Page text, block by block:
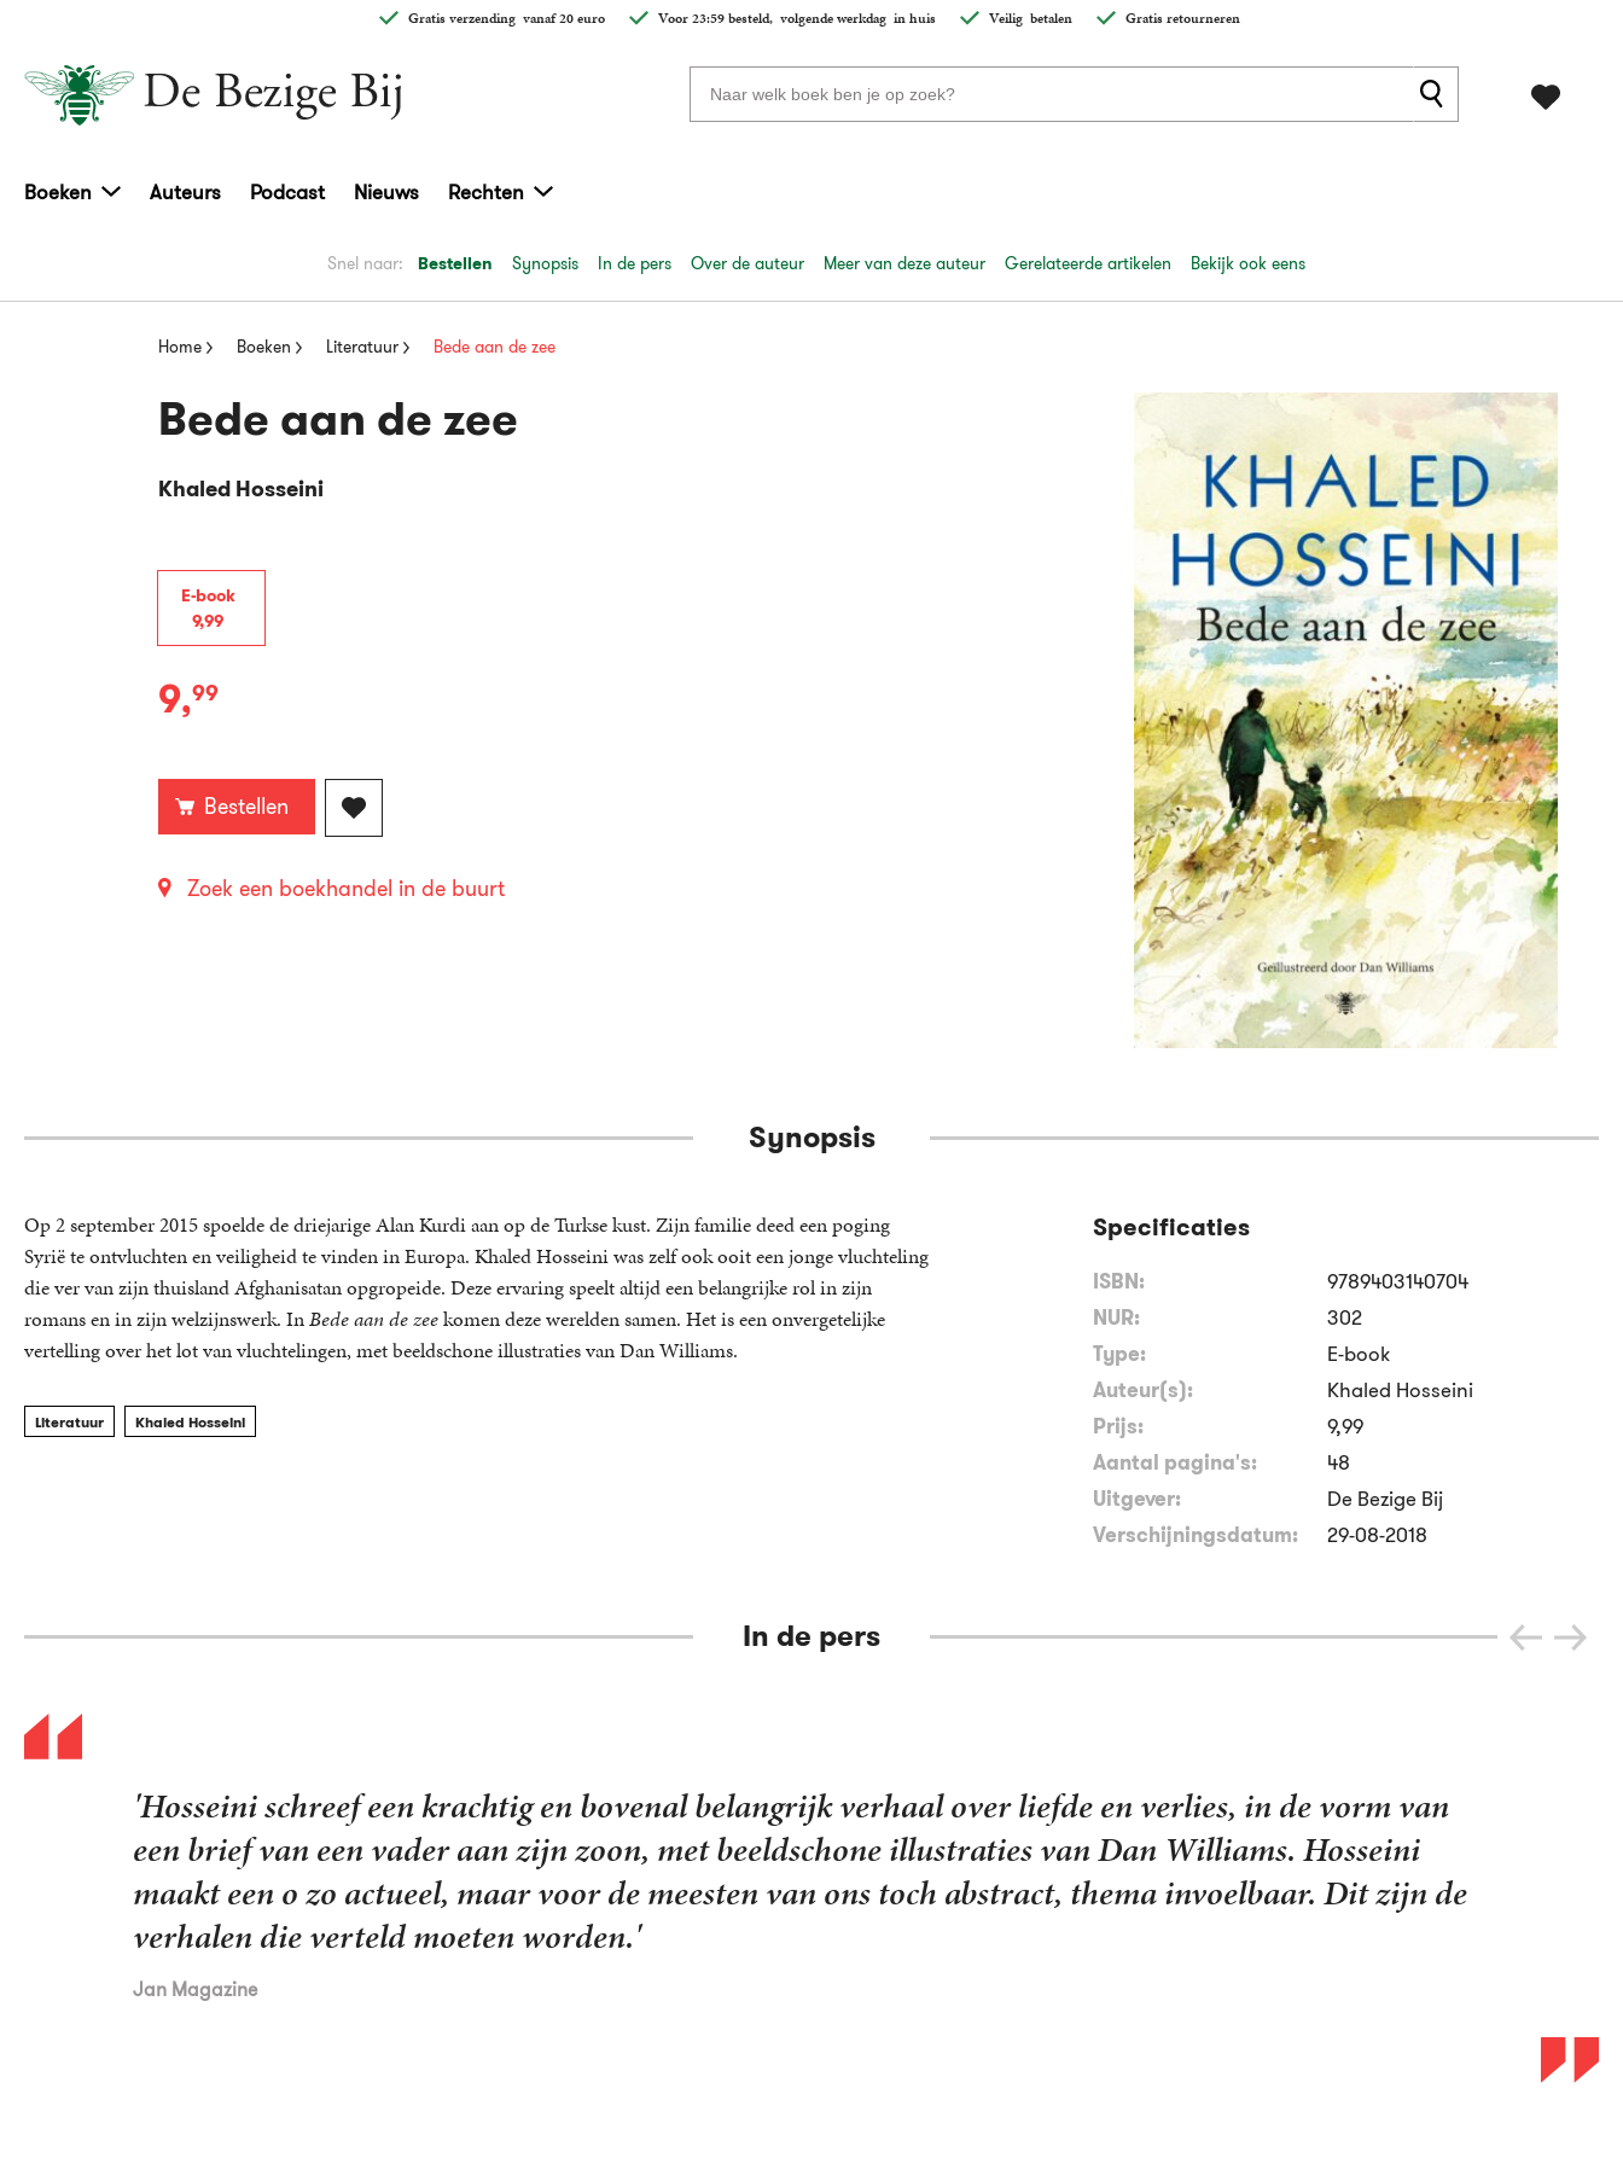
Gratis verzendingvanaf 20 euro Voor 23:59 besteld, volgende werkdagin huis Veiligbetalen Gratis retourneren
Zoeken
naar
Boeken Auteurs Podcast Nieuws Rechten
Snel naar: Bestellen Synopsis In de pers Over de auteur Meer van deze auteur Gerelateerde artikelen Bekijk ook eens
Home Boeken Literatuur Bede aan de zee
Bede aan de zee
Khaled Hosseini
E-book
9,99
E-
9,99
Bestellen
Zoek een boekhandel in de buurt
Synopsis
Op 2 september 2015 spoelde de driejarige Alan Kurdi aan op de Turkse kust. Zijn familie deed een poging
Syrië te ontvluchten en veiligheid te vinden in Europa. Khaled Hosseini was zelf ook ooit een jonge vluchteling
die ver van zijn thuisland Afghanisatan opgropeide. Deze ervaring speelt altijd een belangrijke rol in zijn
romans en in zijn welzijnswerk. InBede aan de zeekomen deze werelden samen. Het is een onvergetelijke
vertelling over het lot van vluchtelingen, met beeldschone illustraties van Dan Williams.
Literatuur Khaled Hosseini
Specificaties
ISBN:
9789403140704
NUR:
302
Type:
E-book
Auteur(s):
Khaled Hosseini
Prijs:
9,99
Aantal pagina's:
48
Uitgever:
De Bezige Bij
Verschijningsdatum:
29-08-2018
In de pers
‘Khaled Hosseini toont nu in een mooi geïllustreerd boek zijn solidariteit met allen die “op de vlucht
voor oorlog en vervolging op zee zijn opgekomen”. […] In
Bede aan de zee schrijft een vader aan zijn zoon Marwan. […] In 103 korte regels en 48 door Dan
Williams getekende illustraties, roept de vader beelden op van zijn eigen zorgeloze jeugd, […] in
tegenstelling tot die van zijn zoon. […] Zijn brief, zijn oproep aan de zee om zijn zoon te sparen, is